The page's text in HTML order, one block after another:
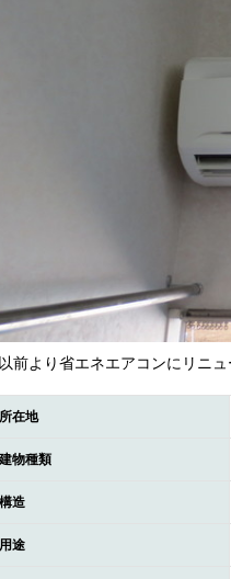
前より省エネエアコンにリニ
所在地
建物種類
構造
用途